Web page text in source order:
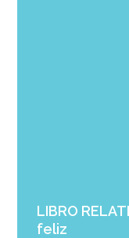
LIBRO
feliz